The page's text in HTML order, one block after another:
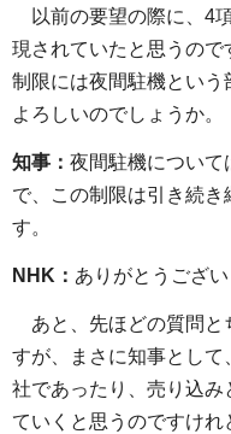
以前の要望の際に、4
現されていたと思うの
制限には夜間駐機とい
よろしいのでしょうか。
知事： 夜間駐機について
で、この制限は引き続き
す。
NHK： ありがとうござい
あと、先ほどの質問と
すが、まさに知事とし
社であったり、売り込み
ていくと思うのですけ